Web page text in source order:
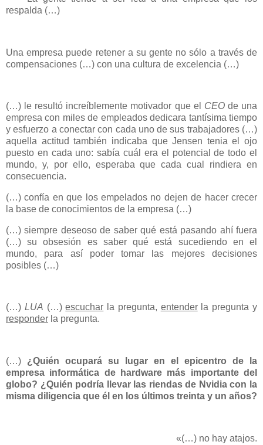
respalda (…)
Una empresa puede retener a su gente no sólo a través de
compensaciones (…) con una cultura de excelencia (…)
(…) le resultó increíblemente motivador que el CEOde una
empresa con miles de empleados dedicara tantísima tiempo
y esfuerzo a conectar con cada uno de sus trabajadores (…)
aquella actitud también indicaba que Jensen tenia el ojo
puesto en cada uno: sabía cuál era el potencial de todo el
mundo, y, por ello, esperaba que cada cual rindiera en
consecuencia.
(…) confía en que los empelados no dejen de hacer crecer
la base de conocimientos de la empresa (…)
(…) siempre deseoso de saber qué está pasando ahí fuera
(…) su obsesión es saber qué está sucediendo en el
mundo, para así poder tomar las mejores decisiones
posibles (…)
(…) LUA (…)escuchar la pregunta, entenderla pregunta y
responder la pregunta.
(…) ¿Quién ocupará su lugar en el epicentro de la
empresa informática de hardware más importante del
globo? ¿Quién podría llevar las riendas de Nvidia con la
misma diligencia que él en los últimos treinta y un años?
«(…) no hay atajos.